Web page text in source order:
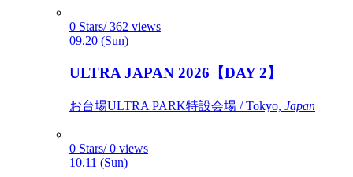
0 Stars/ 362 views
09.20 (Sun)
ULTRA JAPAN 2026【DAY 2】
お台場ULTRA PARK特設会場 / Tokyo, Japan
0 Stars/ 0 views
10.11 (Sun)